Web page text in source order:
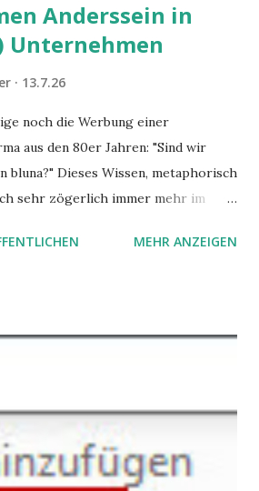
Anderssein in
Unternehmen
13.7.26
noch die Werbung einer
aus den 80er Jahren: "Sind wir
bluna?" Dieses Wissen, metaphorisch
sehr zögerlich immer mehr im
kann es zu nicht verstandenen
Mitglieder. Dafür könnte es Gründe
noch im Dunkeln zu liegen scheinen.
MEHR ANZEIGEN